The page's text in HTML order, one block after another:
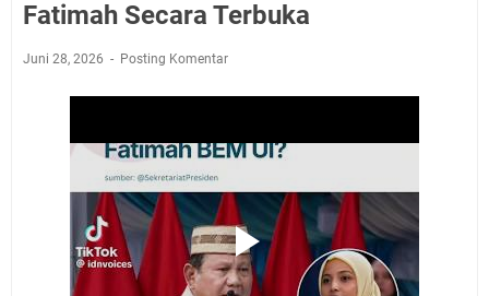
Fatimah Secara Terbuka
Juni 28, 2026 Posting Komentar